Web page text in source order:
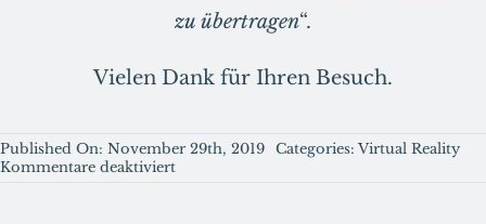
zu übertragen“.
Vielen Dank für Ihren Besuch.
Published On: November 29th, 2019 Categories: Virtual Reality
Kommentare deaktiviertfür